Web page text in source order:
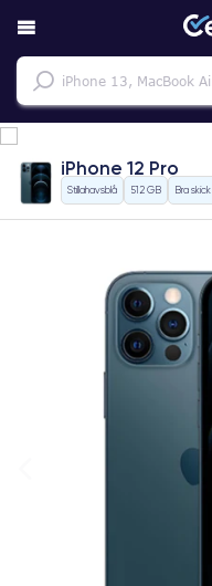
iPhone 12 Pro
Stillahavsblå 512 GB Bra skick